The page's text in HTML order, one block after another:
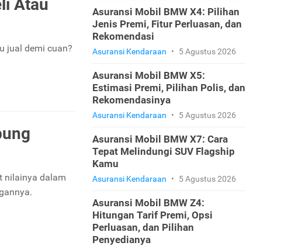
Atau
jual demi cuan?
nilainya dalam
Asuransi Mobil BMW X4: Pilihan
Jenis Premi, Fitur Perluasan, dan
Rekomendasi
Asuransi Kendaraan • 5 Agustus 2026
Asuransi Mobil BMW X5:
Estimasi Premi, Pilihan Polis, dan
Rekomendasinya
Asuransi Kendaraan • 5 Agustus 2026
Asuransi Mobil BMW X7: Cara
Tepat Melindungi SUV Flagship
Kamu
Asuransi Kendaraan • 5 Agustus 2026
Asuransi Mobil BMW Z4:
Hitungan Tarif Premi, Opsi
Perluasan, dan Pilihan
Penyedianya